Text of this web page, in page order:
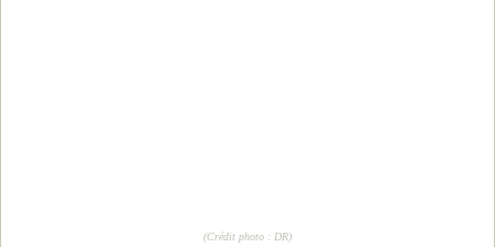
(Crédit photo : DR)